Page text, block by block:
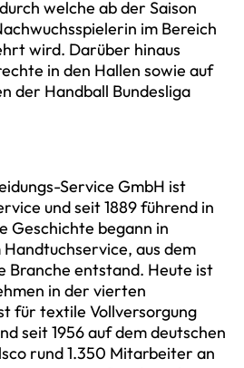
welche ab der Saison
im Bereich
wird. Darüber hinaus
in den Hallen sowie auf
der Handball Bundesliga
Service GmbH ist
und seit 1889 führend in
Geschichte begann in
aus dem
Branche entstand. Heute ist
in der vierten
für textile Vollversorgung
seit 1956 auf dem deutschen
rund 1.350 Mitarbeiter an